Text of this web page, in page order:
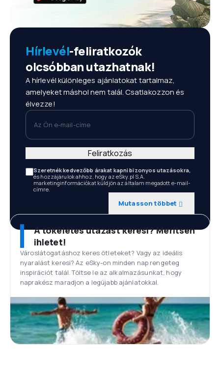
Hírlevél-feliratkozók
olcsóbban utazhatnak!
A hírlevél különleges ajánlatokat tartalmaz,
amelyeket máshol nem talál. Csatlakozzon és
élvezze!
Az Ön e-mail-címe
Szeretnék kedvezőbb árakat kapni bizonyos utazásokra,
és hozzájárulok ahhoz, hogy az eSky.pl S.A.
marketinginformációkat küldjön az általam megadott e-mail-
címre.
Mutasson többet
Feliratkozás
A tökéletes utazást keresi? Merítsen
ihletet!
Városlátogatáshoz keres ötleteket? Vagy az ideális
nyaralást keresi? Az eSky-on minden nap rengeteg
inspirációt talál. Töltse le az alkalmazásunkat, hogy
naprakész maradjon a legújabb ajánlatokkal.